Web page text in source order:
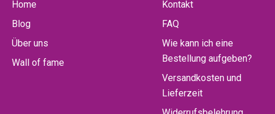
Home
Blog
Über uns
Wall of fame
Kontakt
FAQ
Wie kann ich eine
Bestellung aufgeben?
Versandkosten und
Lieferzeit